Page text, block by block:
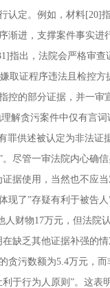
认定。例如，材料[20]
渐进，支撑案件事实进
指出，法院会严格审
取证程序违法且检控
的部分证据，并一审
解贪污案件中仅有言
供述被认定为非法证
尽管一审法院内心确
据使用，当然也不应当
了”存疑有利于被告
财物17万元，但法院
缺乏其他证据补强的
贪污数额为5.4万元，
于行为人原则”。这表